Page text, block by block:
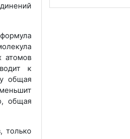
атомов
к
общая
общая
только